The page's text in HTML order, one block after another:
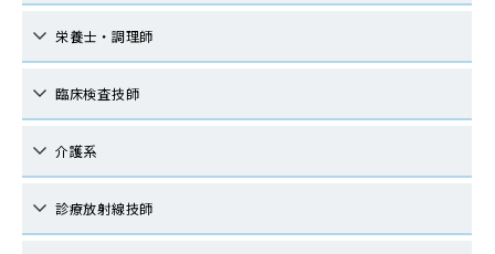
栄養士・調理師
臨床検査技師
介護系
診療放射線技師